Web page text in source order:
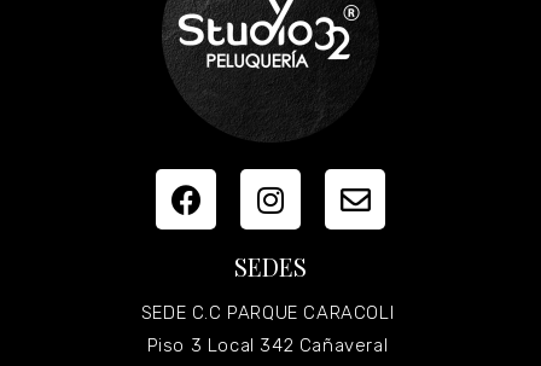
SEDES
SEDE C.C PARQUE CARACOLI
Piso 3 Local 342 Cañaveral